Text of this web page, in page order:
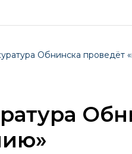
Обнинска проведёт